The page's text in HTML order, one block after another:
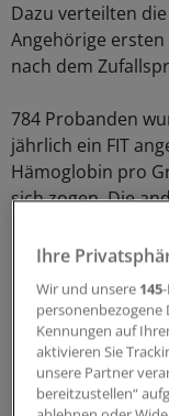
Dazu verteilten
Angehörige
nach dem
784 Probanden
jährlich ein FIT
Hämoglobin pro
sich zogen. Die
Einmal einer
sich aber auch
Um die Rate an
Gruppe zu
FIT am
Ihre
Wir und unsere 145
Kennungen auf
aktivieren Sie
unsere Partner
bereitzustellen“